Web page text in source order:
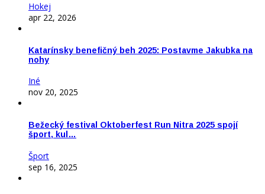
Hokej
apr 22, 2026
Katarínsky benefičný beh 2025: Postavme Jakubka na
nohy
Iné
nov 20, 2025
Bežecký festival Oktoberfest Run Nitra 2025 spojí
šport, kul…
Šport
sep 16, 2025